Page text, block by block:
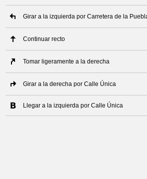
Girar a la izquierda por Carretera de la
Continuar recto
Tomar ligeramente a la derecha
Girar a la derecha por Calle Única
Llegar a la izquierda por Calle Única